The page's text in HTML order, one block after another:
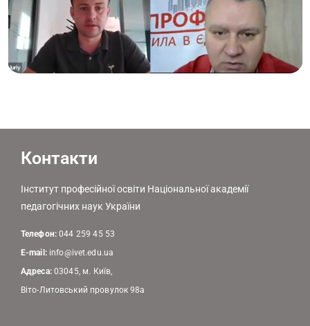
Контакти
Інститут професійної освіти Національної академії
педагогічних наук України
Телефон:044 259 45 53
E-mail: info@ivet.edu.ua
Адреса:03045, м. Київ,
Віто-Литовський провулок 98а